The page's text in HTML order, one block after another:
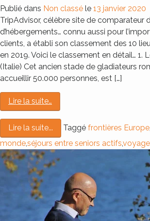
Publié dans Non classé le 13 janvier 2020
TripAdvisor, célèbre site de comparateur
d’hébergements… connu aussi pour
clients, a établi son classement des 10
en 2019. Voici le classement en détail… 1.
(Italie) Cet ancien stade de gladiateurs
accueillir 50.000 personnes, est […]
Lire la suite…
Lire la suite... Taggé frontières Europe
monde,séjours entre seniors actifs,